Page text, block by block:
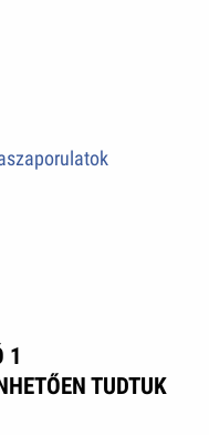
1
TUDTUK